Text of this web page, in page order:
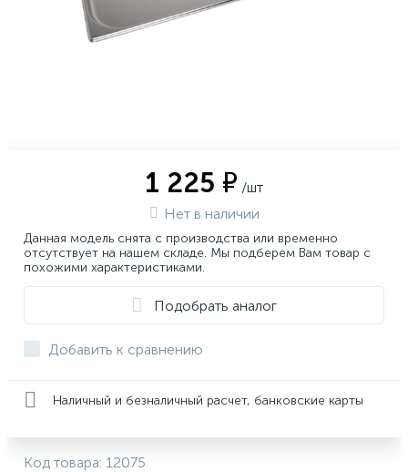
1 225 ₽ /шт
Нет в наличии
Данная модель снята с производства или временно
отсутствует на нашем складе. Мы подберем Вам товар с
похожими характеристиками.
Подобрать аналог
Добавить к сравнению
Наличный и безналичный расчет, банковские карты
Код товара: 12075